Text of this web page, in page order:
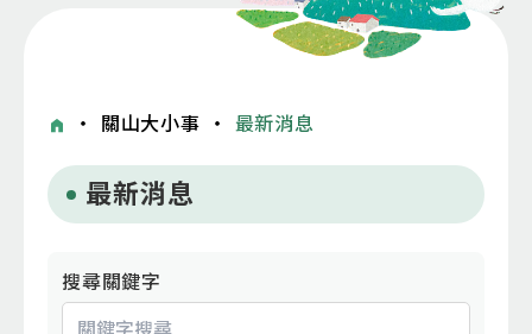
・ 關山大小事 ・ 最新消息
最新消息
搜尋關鍵字